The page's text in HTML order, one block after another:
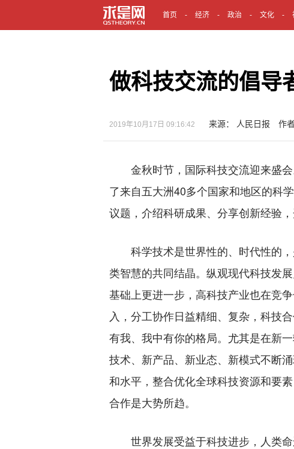
首页 经济 政治 文化
做科技交流的倡导
2019年10月17日 09:16:42 来源： 人民日报 作
金秋时节，国际科技交流迎来盛会
了来自五大洲40多个国家和地区的科
议题，介绍科研成果、分享创新经验
科学技术是世界性的、时代性的，
类智慧的共同结晶。纵观现代科技发
基础上更进一步，高科技产业也在竞
入，分工协作日益精细、复杂，科技
有我、我中有你的格局。尤其是在新
技术、新产品、新业态、新模式不断
和水平，整合优化全球科技资源和要
合作是大势所趋。
世界发展受益于科技进步，人类命